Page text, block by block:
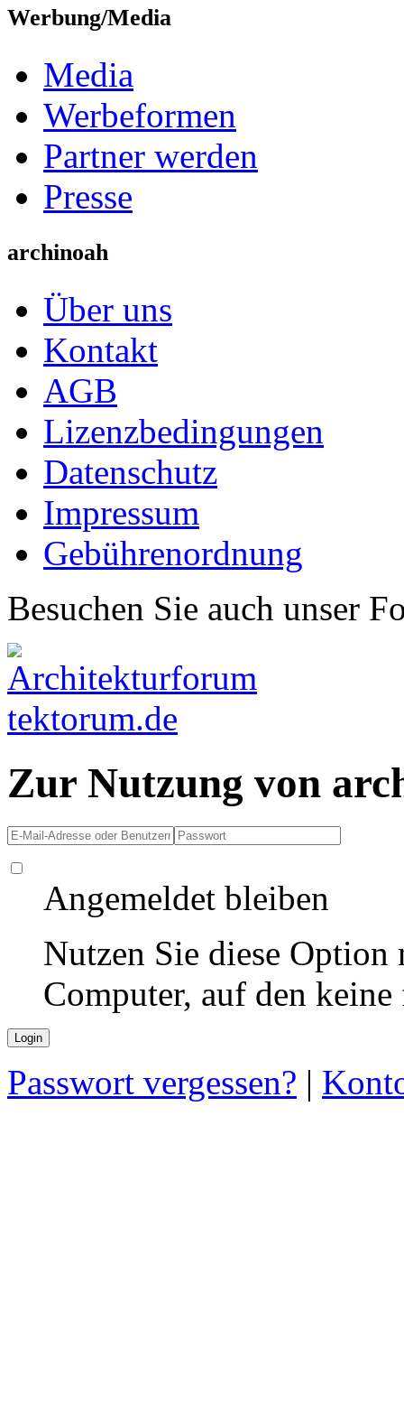
Werbung/Media
Media
Werbeformen
Partner werden
Presse
archinoah
Über uns
Kontakt
AGB
Lizenzbedingungen
Datenschutz
Impressum
Gebührenordnung
Besuchen Sie auch unser
Zur Nutzung von
Angemeldet bleiben
Nutzen Sie diese
Computer, auf den
Passwort vergessen? |